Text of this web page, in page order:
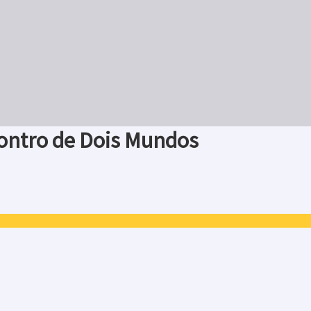
de Dois Mundos